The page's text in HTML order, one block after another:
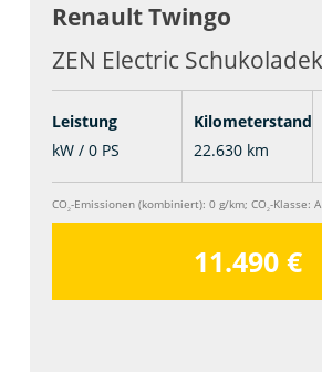
RenaultTwingo
ZEN Electric
Leistung
kW / 0 PS
Kilometerstand
22.630 km
CO2-Emissionen (kombiniert): 0 g/km; CO2-Klasse: A
11.490 €